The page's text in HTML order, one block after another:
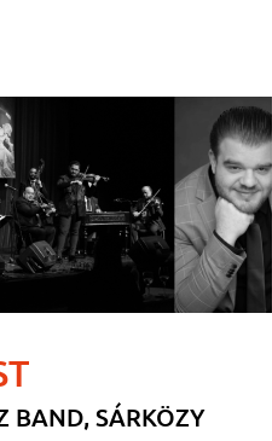
BAND, SÁRKÖZY